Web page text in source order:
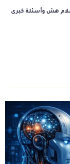
سلام هش وأسئلة كبرى